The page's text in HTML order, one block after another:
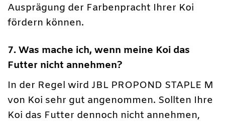
Ausprägung der Farbenpracht Ihrer Koi
fördern können.
7. Was mache ich, wenn meine Koi das
Futter nicht annehmen?
In der Regel wird JBL PROPOND STAPLE M
von Koi sehr gut angenommen. Sollten Ihre
Koi das Futter dennoch nicht annehmen,